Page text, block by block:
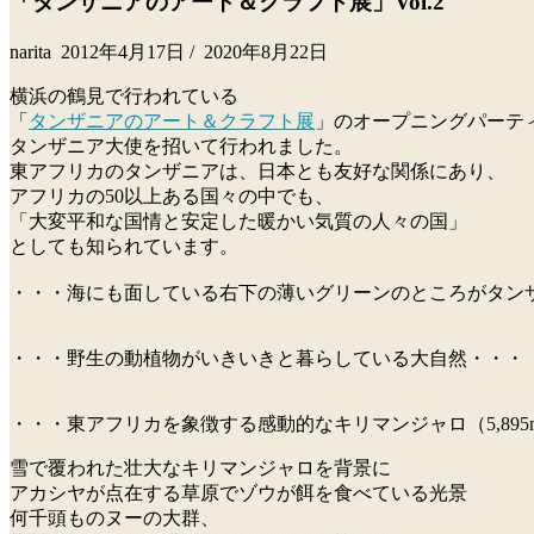
narita 2012年4月17日 / 2020年8月22日
横浜の鶴見で行われている
「 タンザニアのアート＆クラフト展 」のオープニングパーテ
タンザニア大使を招いて行われました。
東アフリカのタンザニアは、日本とも友好な関係にあり、
アフリカの50以上ある国々の中でも、
「大変平和な国情と安定した暖かい気質の人々の国」
としても知られています。
・・・海にも面している右下の薄いグリーンのところがタン
・・・野生の動植物がいきいきと暮らしている大自然・・・
・・・東アフリカを象徴する感動的なキリマンジャロ（
雪で覆われた壮大なキリマンジャロを背景に
アカシヤが点在する草原でゾウが餌を食べている光景
何千頭ものヌーの大群、